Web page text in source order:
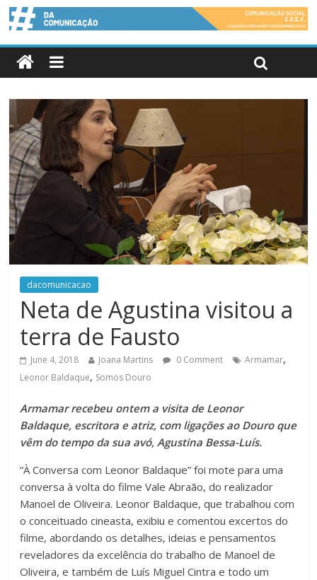
dacomunicacao
Neta de Agustina visitou a
terra de Fausto
June 4, 2018 Joana Martins 0 Comment Armamar,
Leonor Baldaque, Somos Douro
Armamar recebeu ontem a visita de Leonor
Baldaque, escritora e atriz, com ligações ao Douro que
vêm do tempo da sua avó, Agustina Bessa-Luís.
“À Conversa com Leonor Baldaque” foi mote para uma
conversa à volta do filme Vale Abraão, do realizador
Manoel de Oliveira. Leonor Baldaque, que trabalhou com
o conceituado cineasta, exibiu e comentou excertos do
filme, abordando os detalhes, ideias e pensamentos
reveladores da excelência do trabalho de Manoel de
Oliveira, e também de Luís Miguel Cintra e todo um